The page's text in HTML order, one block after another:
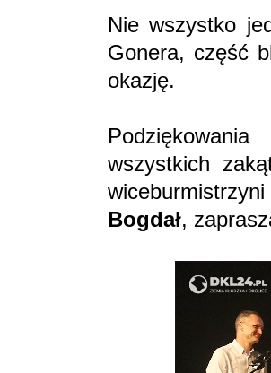
Nie wszystko
Gonera, część
okazję.
wszystkich
wiceburmistrzyni
Bogdał,